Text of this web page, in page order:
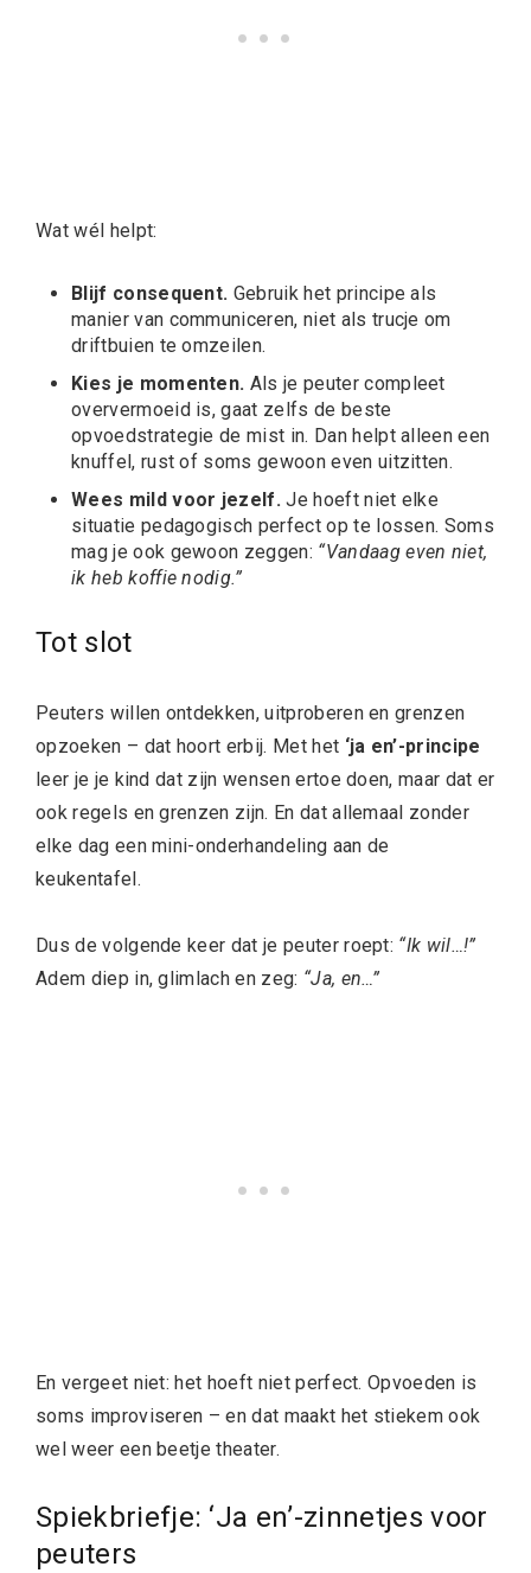
Wat wél helpt:
Blijf consequent. Gebruik het principe als
manier van communiceren, niet als trucje om
driftbuien te omzeilen.
Kies je momenten. Als je peuter compleet
oververmoeid is, gaat zelfs de beste
opvoedstrategie de mist in. Dan helpt alleen een
knuffel, rust of soms gewoon even uitzitten.
Wees mild voor jezelf. Je hoeft niet elke
situatie pedagogisch perfect op te lossen. Soms
mag je ook gewoon zeggen: “Vandaag even niet,
ik heb koffie nodig.”
Tot slot
Peuters willen ontdekken, uitproberen en grenzen
opzoeken – dat hoort erbij. Met het ‘ja en’-principe
leer je je kind dat zijn wensen ertoe doen, maar dat er
ook regels en grenzen zijn. En dat allemaal zonder
elke dag een mini-onderhandeling aan de
keukentafel.
Dus de volgende keer dat je peuter roept: “Ik wil…!”
Adem diep in, glimlach en zeg: “Ja, en…”
En vergeet niet: het hoeft niet perfect. Opvoeden is
soms improviseren – en dat maakt het stiekem ook
wel weer een beetje theater.
Spiekbriefje: ‘Ja en’-zinnetjes voor
peuters